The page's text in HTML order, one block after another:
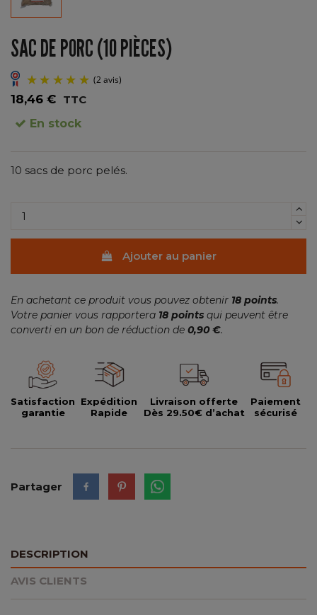
SAC DE PORC (10 PIÈCES)
18,46 € TTC
En stock
10 sacs de porc pelés.
Ajouter au panier
En achetant ce produit vous pouvez obtenir 18 points.
Votre panier vous rapportera 18 points qui peuvent être
converti en un bon de réduction de 0,90 €.
Satisfaction
garantie
Expédition
Rapide
Livraison offerte
Dès 29.50€ d’achat
Paiement
sécurisé
Partager
DESCRIPTION
AVIS CLIENTS